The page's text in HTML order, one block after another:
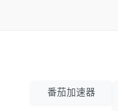
番茄加速器